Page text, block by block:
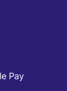
Pay